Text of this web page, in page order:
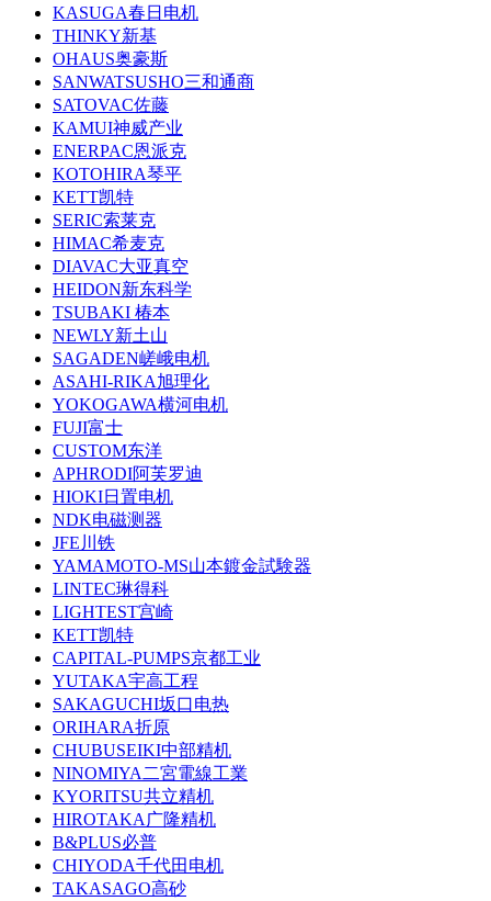
KASUGA春日电机
THINKY新基
OHAUS奥豪斯
SANWATSUSHO三和通商
SATOVAC佐藤
KAMUI神威产业
ENERPAC恩派克
KOTOHIRA琴平
KETT凯特
SERIC索莱克
HIMAC希麦克
DIAVAC大亚真空
HEIDON新东科学
TSUBAKI 椿本
NEWLY新土山
SAGADEN嵯峨电机
ASAHI-RIKA旭理化
YOKOGAWA横河电机
FUJI富士
CUSTOM东洋
APHRODI阿芙罗迪
HIOKI日置电机
NDK电磁测器
JFE川铁
YAMAMOTO-MS山本鍍金試験器
LINTEC琳得科
LIGHTEST宫崎
KETT凯特
CAPITAL-PUMPS京都工业
YUTAKA宇高工程
SAKAGUCHI坂口电热
ORIHARA折原
CHUBUSEIKI中部精机
NINOMIYA二宮電線工業
KYORITSU共立精机
HIROTAKA广隆精机
B&PLUS必普
CHIYODA千代田电机
TAKASAGO高砂